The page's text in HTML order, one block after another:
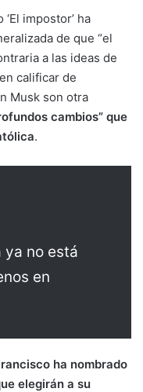
‘El impostor’ ha
de que “el
a las ideas de
calificar de
Musk son otra
cambios” que
.
ya no está
en
ha nombrado
elegirán a su